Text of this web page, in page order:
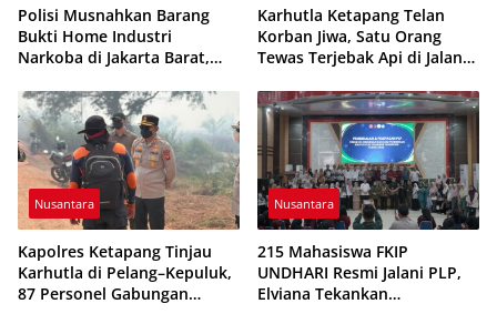
Polisi Musnahkan Barang
Bukti Home Industri
Narkoba di Jakarta Barat,
Beredar
Karhutla Ketapang Telan
Korban Jiwa, Satu Orang
Tewas Terjebak Api di Jalan
Nusantara
Kapolres Ketapang Tinjau
Karhutla di Pelang–Kepuluk,
87 Personel Gabungan
Nusantara
215 Mahasiswa FKIP
UNDHARI Resmi Jalani PLP,
Elviana Tekankan